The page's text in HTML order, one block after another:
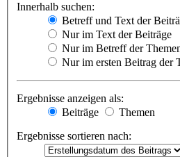
Innerhalb suchen:
Betreff und Text der
Nur im Text der Beiträge
Nur im Betreff der
Nur im ersten Beitrag der
Ergebnisse anzeigen als:
Beiträge
Themen
Ergebnisse sortieren nach: